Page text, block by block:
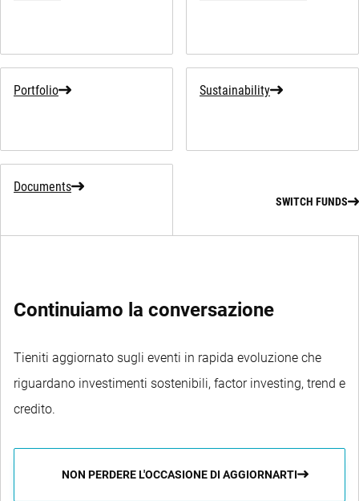
Portfolio Sustainability
Documents
SWITCH FUNDS
Continuiamo la conversazione
Tieniti aggiornato sugli eventi in rapida evoluzione che
riguardano investimenti sostenibili, factor investing, trend e
credito.
NON PERDERE L'OCCASIONE DI AGGIORNARTI